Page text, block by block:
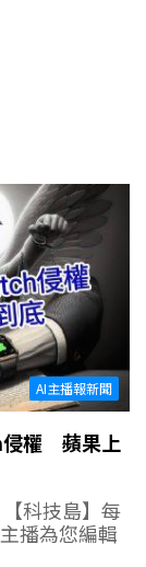
AI主播報新聞
權 蘋果上
科技島】每
播為您編輯